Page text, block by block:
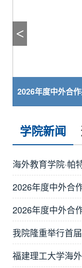
2026年度中外合
<
学院新闻